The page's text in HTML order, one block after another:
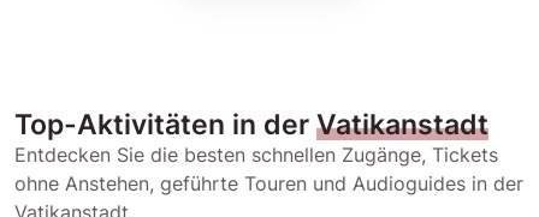
Top-Aktivitäten in der Vatikanstadt
Entdecken Sie die besten schnellen Zugänge, Tickets
ohne Anstehen, geführte Touren und Audioguides in der
Vatikanstadt.